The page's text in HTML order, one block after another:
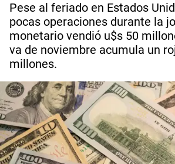
Pese al feriado en Estados
pocas operaciones durante la
monetario vendió u$s 50
va de noviembre acumula un
millones.